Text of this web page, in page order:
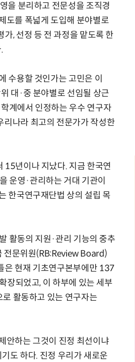
을 분리하고 전문성을 조직경
도를 폭넓게 도입해 분야별로
, 선정 등 전 과정을 맡도록 한
수용할 것인가는 고민은 이
대·중 분야별로 선임될 상근
계에서 인정하는 우수 연구자
리나라 최고의 전문가가 작성한
15년이나 지났다. 지금 한국연
운영·관리하는 거대 기관이
한국연구재단법 상의 설립 목
활동의 지원·관리 기능의 중추
전문위원(RB:Review Board)
은 현재 기초연구본부에만 137
장되었고, 이 하부에 있는 세부
활동하고 있는 연구자는
안하는 그것이 진정 최선이냐
도 하다. 진정 우리가 새로운